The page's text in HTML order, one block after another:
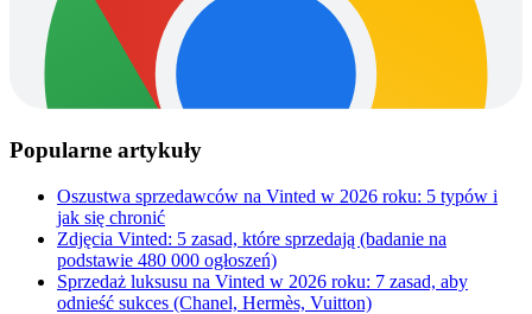
Popularne artykuły
Oszustwa sprzedawców na Vinted w 2026 roku: 5 typów i
jak się chronić
Zdjęcia Vinted: 5 zasad, które sprzedają (badanie na
podstawie 480 000 ogłoszeń)
Sprzedaż luksusu na Vinted w 2026 roku: 7 zasad, aby
odnieść sukces (Chanel, Hermès, Vuitton)